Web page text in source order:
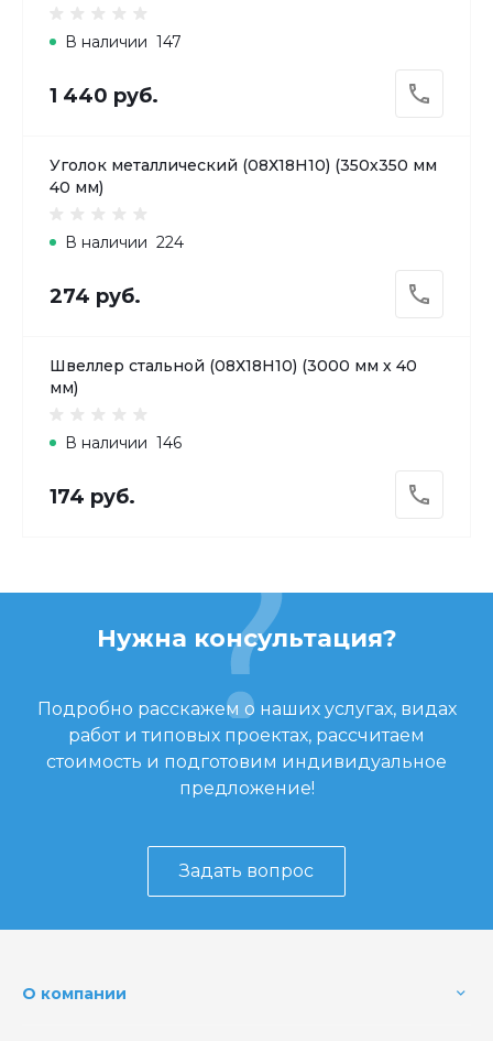
В наличии 147
1 440 руб.
Уголок металлический (08Х18H10) (350х350 мм
40 мм)
В наличии 224
274 руб.
Швеллер стальной (08Х18H10) (3000 мм х 40
мм)
В наличии 146
174 руб.
Нужна консультация?
Подробно расскажем о наших услугах, видах
работ и типовых проектах, рассчитаем
стоимость и подготовим индивидуальное
предложение!
Задать вопрос
О компании